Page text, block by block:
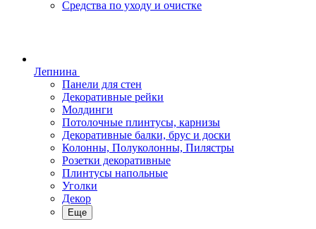
Средства по уходу и очистке
Лепнина
Панели для стен
Декоративные рейки
Молдинги
Потолочные плинтусы, карнизы
Декоративные балки, брус и доски
Колонны, Полуколонны, Пилястры
Розетки декоративные
Плинтусы напольные
Уголки
Декор
Еще